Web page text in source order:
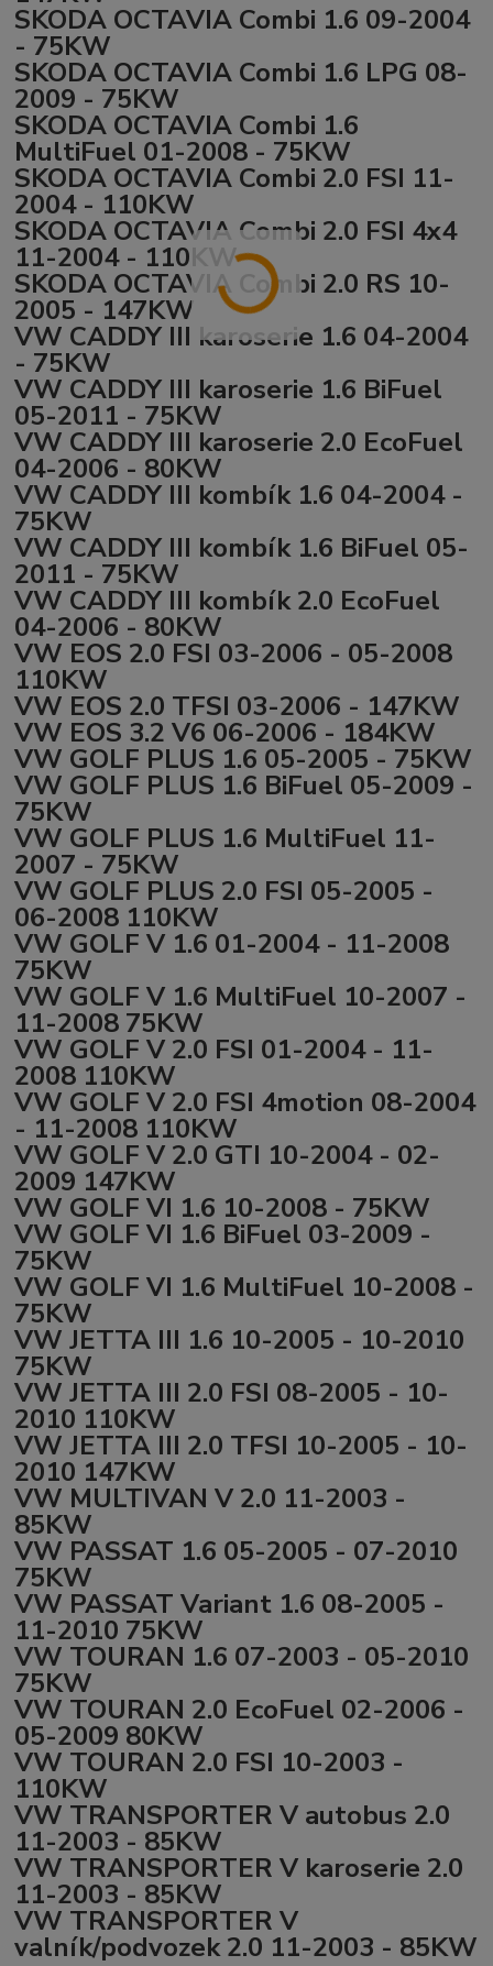
SKODA OCTAVIA Combi 1.6 09-2004
- 75KW
SKODA OCTAVIA Combi 1.6 LPG 08-
2009 - 75KW
SKODA OCTAVIA Combi 1.6
MultiFuel 01-2008 - 75KW
SKODA OCTAVIA Combi 2.0 FSI 11-
2004 - 110KW
SKODA OCTAVIA Combi 2.0 FSI 4x4
11-2004 - 110KW
SKODA OCTAVIA Combi 2.0 RS 10-
2005 - 147KW
VW CADDY III karoserie 1.6 04-2004
- 75KW
VW CADDY III karoserie 1.6 BiFuel
05-2011 - 75KW
VW CADDY III karoserie 2.0 EcoFuel
04-2006 - 80KW
VW CADDY III kombík 1.6 04-2004 -
75KW
VW CADDY III kombík 1.6 BiFuel 05-
2011 - 75KW
VW CADDY III kombík 2.0 EcoFuel
04-2006 - 80KW
VW EOS 2.0 FSI 03-2006 - 05-2008
110KW
VW EOS 2.0 TFSI 03-2006 - 147KW
VW EOS 3.2 V6 06-2006 - 184KW
VW GOLF PLUS 1.6 05-2005 - 75KW
VW GOLF PLUS 1.6 BiFuel 05-2009 -
75KW
VW GOLF PLUS 1.6 MultiFuel 11-
2007 - 75KW
VW GOLF PLUS 2.0 FSI 05-2005 -
06-2008 110KW
VW GOLF V 1.6 01-2004 - 11-2008
75KW
VW GOLF V 1.6 MultiFuel 10-2007 -
11-2008 75KW
VW GOLF V 2.0 FSI 01-2004 - 11-
2008 110KW
VW GOLF V 2.0 FSI 4motion 08-2004
- 11-2008 110KW
VW GOLF V 2.0 GTI 10-2004 - 02-
2009 147KW
VW GOLF VI 1.6 10-2008 - 75KW
VW GOLF VI 1.6 BiFuel 03-2009 -
75KW
VW GOLF VI 1.6 MultiFuel 10-2008 -
75KW
VW JETTA III 1.6 10-2005 - 10-2010
75KW
VW JETTA III 2.0 FSI 08-2005 - 10-
2010 110KW
VW JETTA III 2.0 TFSI 10-2005 - 10-
2010 147KW
VW MULTIVAN V 2.0 11-2003 -
85KW
VW PASSAT 1.6 05-2005 - 07-2010
75KW
VW PASSAT Variant 1.6 08-2005 -
11-2010 75KW
VW TOURAN 1.6 07-2003 - 05-2010
75KW
VW TOURAN 2.0 EcoFuel 02-2006 -
05-2009 80KW
VW TOURAN 2.0 FSI 10-2003 -
110KW
VW TRANSPORTER V autobus 2.0
11-2003 - 85KW
VW TRANSPORTER V karoserie 2.0
11-2003 - 85KW
VW TRANSPORTER V
valník/podvozek 2.0 11-2003 - 85KW